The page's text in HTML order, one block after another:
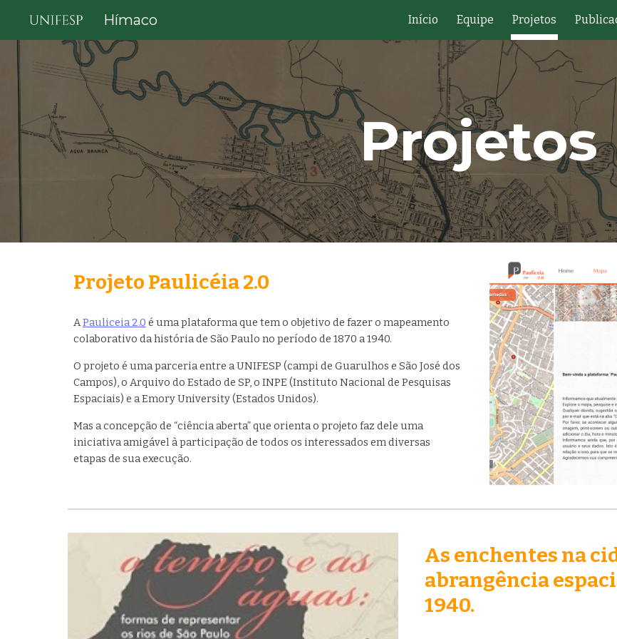
Skip to
Hímaco Início Equipe Projetos
Projetos
Projeto Paulicéia 2.0
APauliceia 2.0 é uma plataforma que tem o objetivo de fazer o mapeamento
colaborativo da história de São Paulo no período de 1870 a 1940.
O projeto é uma parceria entre a UNIFESP (campi de Guarulhos e São José dos
Campos), o Arquivo do Estado de SP, o INPE (Instituto Nacional de Pesquisas
Espaciais) e a Emory University (Estados Unidos).
Mas a concepção de “ciência aberta” que orienta o projeto faz dele uma
iniciativa amigável à participação de todos os interessados em diversas
etapas de sua execução.
As enchentes na
abrangência
1940.